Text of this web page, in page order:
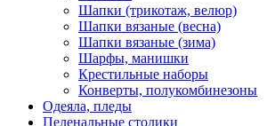
Шапки (трикотаж, велюр)
Шапки вязаные (весна)
Шапки вязаные (зима)
Шарфы, манишки
Крестильные наборы
Конверты, полукомбинезоны
Одеяла, пледы
Пеленальные столики